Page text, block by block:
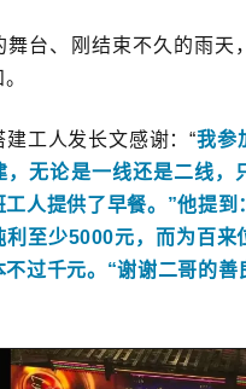
舞台、刚结束不久的雨天
建工人发长文感谢：“我参
，无论是一线还是二线，
工人提供了早餐。”他提到
利至少5000元，而为百来
过千元。 “谢谢二哥的善